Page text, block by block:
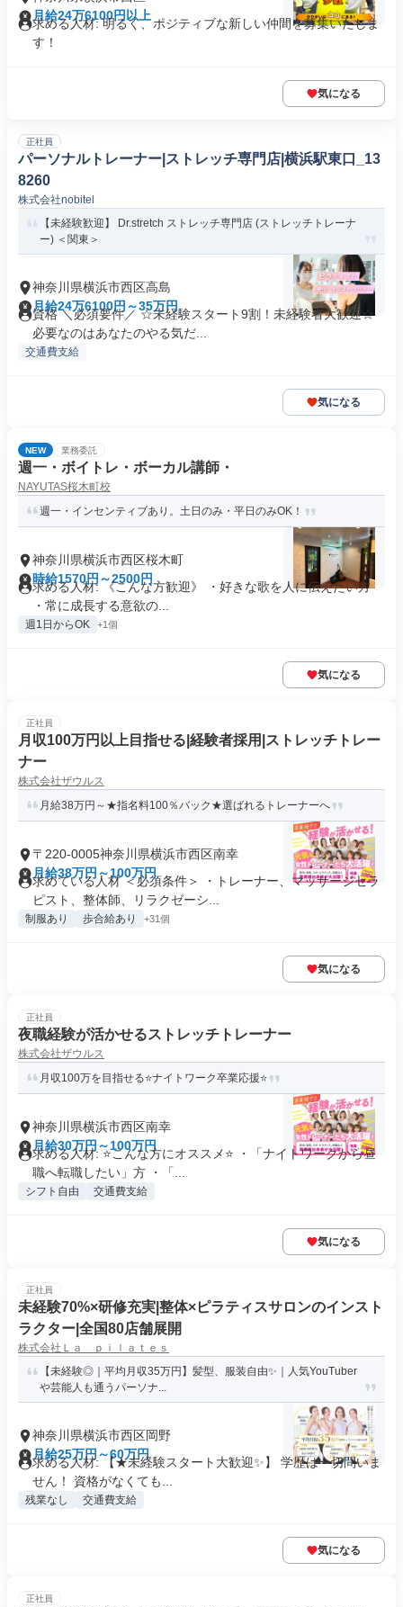
月給24万6100円以上
求める人材: 明るく、ポジティブな新しい仲間を募集いたしま
す！
気になる
正社員
パーソナルトレーナー|ストレッチ専門店|横浜駅東口_13
8260
株式会社nobitel
【未経験歓迎】 Dr.stretch ストレッチ専門店 (ストレッチトレーナ
ー) ＜関東＞
神奈川県横浜市西区高島
月給24万6100円～35万円
資格 ＼必須要件／ ☆未経験スタート9割！未経験者大歓迎☆
必要なのはあなたのやる気だ...
交通費支給
気になる
NEW 業務委託
週一・ボイトレ・ボーカル講師・
NAYUTAS桜木町校
週一・インセンティブあり。土日のみ・平日のみOK！
神奈川県横浜市西区桜木町
時給1570円～2500円
求める人材: 《こんな方歓迎》 ・好きな歌を人に伝えたい方
・常に成長する意欲の...
週1日からOK +1個
気になる
正社員
月収100万円以上目指せる|経験者採用|ストレッチトレー
ナー
株式会社ザウルス
月給38万円～★指名料100％バック★選ばれるトレーナーへ
〒220-0005神奈川県横浜市西区南幸
月給38万円～100万円
求めている人材 ＜必須条件＞ ・トレーナー、マッサージセラ
ピスト、整体師、リラクゼーシ...
制服あり 歩合給あり +31個
気になる
正社員
夜職経験が活かせるストレッチトレーナー
株式会社ザウルス
月収100万を目指せる⭐ナイトワーク卒業応援⭐
神奈川県横浜市西区南幸
月給30万円～100万円
求める人材: ⭐こんな方にオススメ⭐ ・「ナイトワークから昼
職へ転職したい」方 ・「...
シフト自由 交通費支給
気になる
正社員
未経験70%×研修充実|整体×ピラティスサロンのインスト
ラクター|全国80店舗展開
株式会社Ｌａ ｐｉｌａｔｅｓ
【未経験◎｜平均月収35万円】髪型、服装自由✨｜人気YouTuber
や芸能人も通うパーソナ...
神奈川県横浜市西区岡野
月給25万円～60万円
求める人材: 【★未経験スタート大歓迎✨】 学歴は一切問いま
せん！ 資格がなくても...
残業なし 交通費支給
気になる
正社員